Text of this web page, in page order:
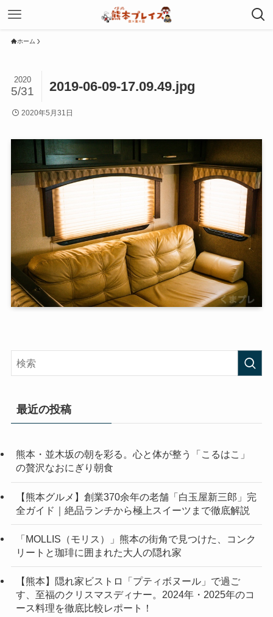
ホーム
2019-06-09-17.09.49.jpg
2020
5/31
2020年5月31日
最近の投稿
熊本・並木坂の朝を彩る。心と体が整う「こるはこ」
の贅沢なおにぎり朝食
【熊本グルメ】創業370余年の老舗「白玉屋新三郎」完
全ガイド｜絶品ランチから極上スイーツまで徹底解説
「MOLLIS（モリス）」熊本の街角で見つけた、コンク
リートと珈琲に囲まれた大人の隠れ家
【熊本】隠れ家ビストロ「プティボヌール」で過ご
す、至福のクリスマスディナー。2024年・2025年のコ
ース料理を徹底比較レポート！